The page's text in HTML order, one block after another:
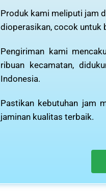
Produk kami meliputi jam
dioperasikan, cocok untuk
Pengiriman kami
ribuan kecamatan,
Indonesia.
Pastikan kebutuhan jam
jaminan kualitas terbaik.